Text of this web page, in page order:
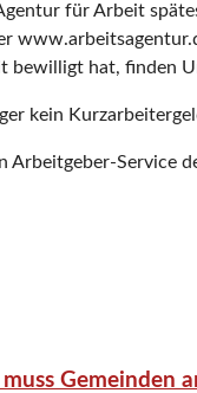
für Arbeit
hat, finden
kein
Arbeitgeber-
Gemeinden